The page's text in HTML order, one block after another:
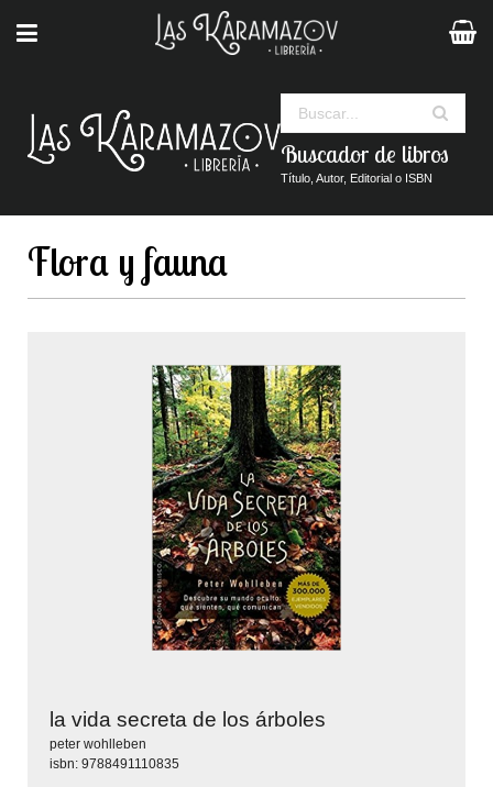
Buscador de libros
Título, Autor, Editorial o ISBN
Flora y fauna
la vida secreta de los árboles
peter wohlleben
isbn: 9788491110835